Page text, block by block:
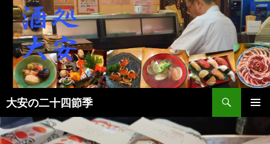
大安の二十四節季
検
索
メインメ
ン
テ